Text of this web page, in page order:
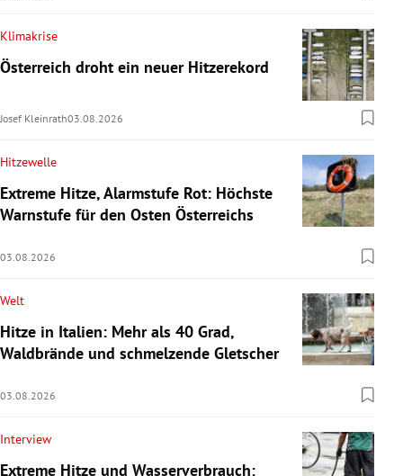
Klimakrise
Österreich droht ein neuer Hitzerekord
Josef Kleinrath03.08.2026
Hitzewelle
Extreme Hitze, Alarmstufe Rot: Höchste
Warnstufe für den Osten Österreichs
03.08.2026
Welt
Hitze in Italien: Mehr als 40 Grad,
Waldbrände und schmelzende Gletscher
03.08.2026
Interview
Extreme Hitze und Wasserverbrauch: